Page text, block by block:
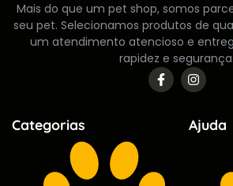
Mais do que um pet shop, somos
seu pet. Selecionamos produtos de
um atendimento atencioso e
rapidez e segurança.
Categorias Ajuda